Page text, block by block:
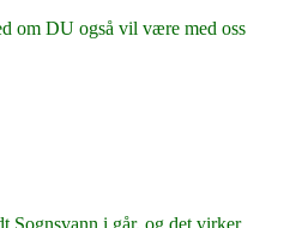
om DU også vil være med oss
Sognsvann i går, og det virker